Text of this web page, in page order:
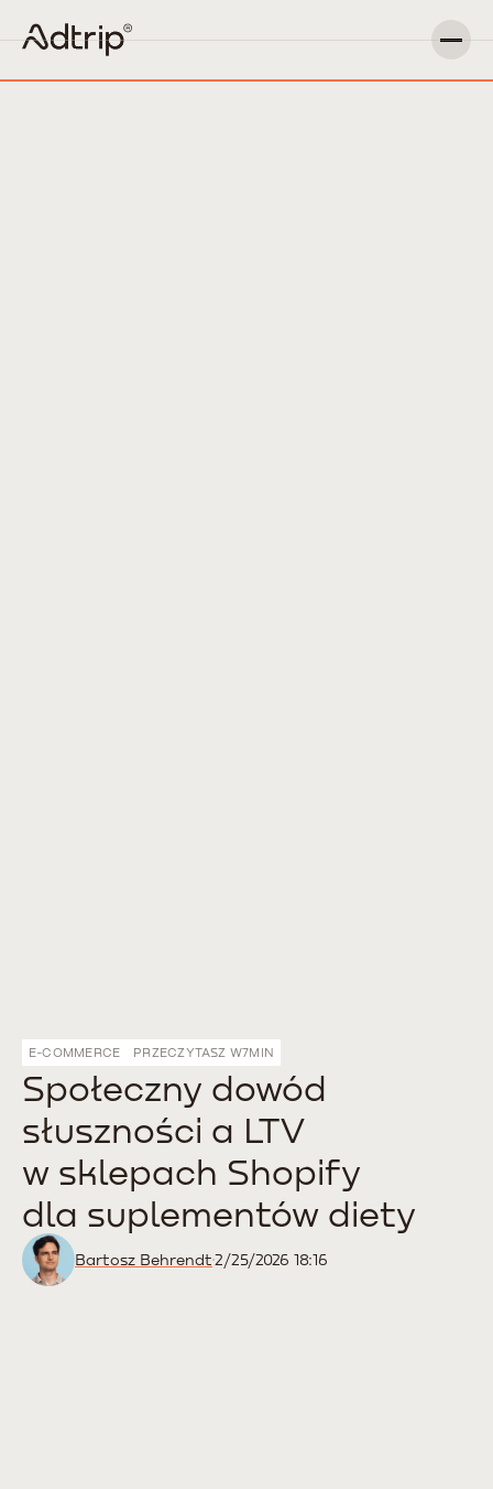
E-COMMERCE PRZECZYTASZ W7MIN
Społeczny dowód
słuszności a LTV
w sklepach Shopify
dla suplementów diety
Bartosz Behrendt2/25/2026 18:16